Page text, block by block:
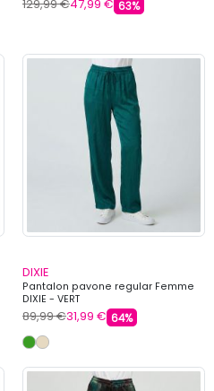
129,99 €47,99 € 63%
DIXIE
Pantalon pavone regular Femme
DIXIE - VERT
89,99 €31,99 € 64%